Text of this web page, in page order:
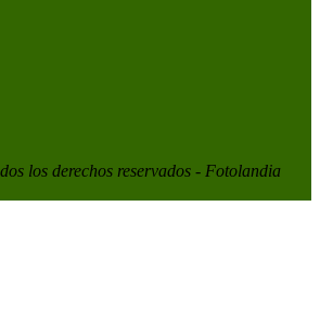
los derechos reservados - Fotolandia